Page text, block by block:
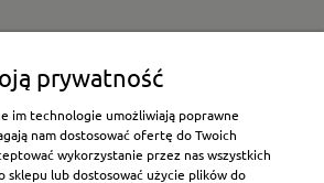
Moje konto
prywatność
im technologie umożliwiają poprawne
nam dostosować ofertę do Twoich
wykorzystanie przez nas wszystkich
sklepu lub dostosować użycie plików do